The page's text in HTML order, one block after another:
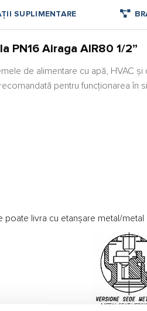
SUPLIMENTARE
PN16 Airaga AIR80 1/2”
de alimentare cu apă, HVAC
pentru funcționarea în
poate livra cu etanșare metal/metal